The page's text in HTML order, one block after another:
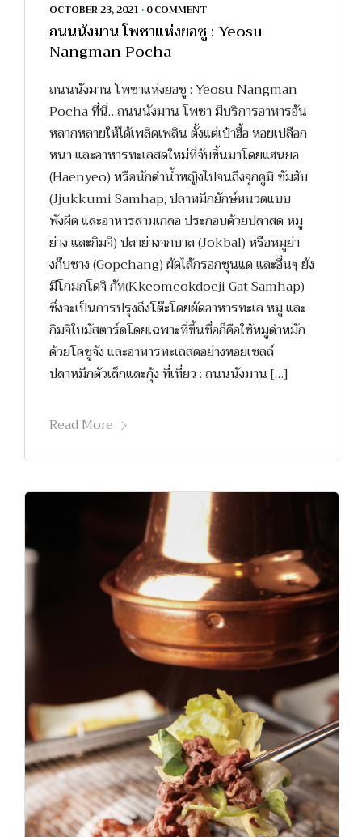
OCTOBER 23, 2021 • 0 COMMENT
ถนนนังมาน โพชาแห่งยอซู : Yeosu
Nangman Pocha
ถนนนังมาน โพชาแห่งยอซู : Yeosu Nangman
Pocha ที่นี่…ถนนนังมาน โพชา มีบริการอาหารอัน
หลากหลายให้ได้เพลิดเพลิน ตั้งแต่เป๋าฮื้อ หอยเปลือก
หนา และอาหารทะเลสดใหม่ที่จับขึ้นมาโดยแฮนยอ
(Haenyeo) หรือนักดำน้ำหญิงไปจนถึงจุกคูมิ ซัมฮับ
(Jjukkumi Samhap, ปลาหมึกยักษ์หนวดแบบ
พังผืด และอาหารสามเกลอ ประกอบด้วยปลาสด หมู
ย่าง และกิมจิ) ปลาย่างจกบาล (Jokbal) หรือหมูย่า
งก๊บชาง (Gopchang) ผัดไส้กรอกซุนแด และอื่นๆ ยัง
มีโกมกโดจิ กัท(Kkeomeokdoeji Gat Samhap)
ซึ่งจะเป็นการปรุงถึงโต๊ะโดยผัดอาหารทะเล หมู และ
กิมจิใบมัสตาร์ดโดยเฉพาะที่ขึ้นชื่อก็คือใช้หมูดำหมัก
ด้วยโคชูจัง และอาหารทะเลสดอย่างหอยเชลล์
ปลาหมึกตัวเล็กและกุ้ง ที่เที่ยว : ถนนนังมาน […]
Read More